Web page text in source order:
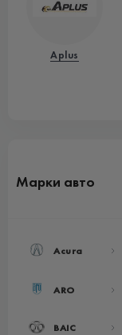
Aplus
Марки авто
Acura
ARO
BAIC